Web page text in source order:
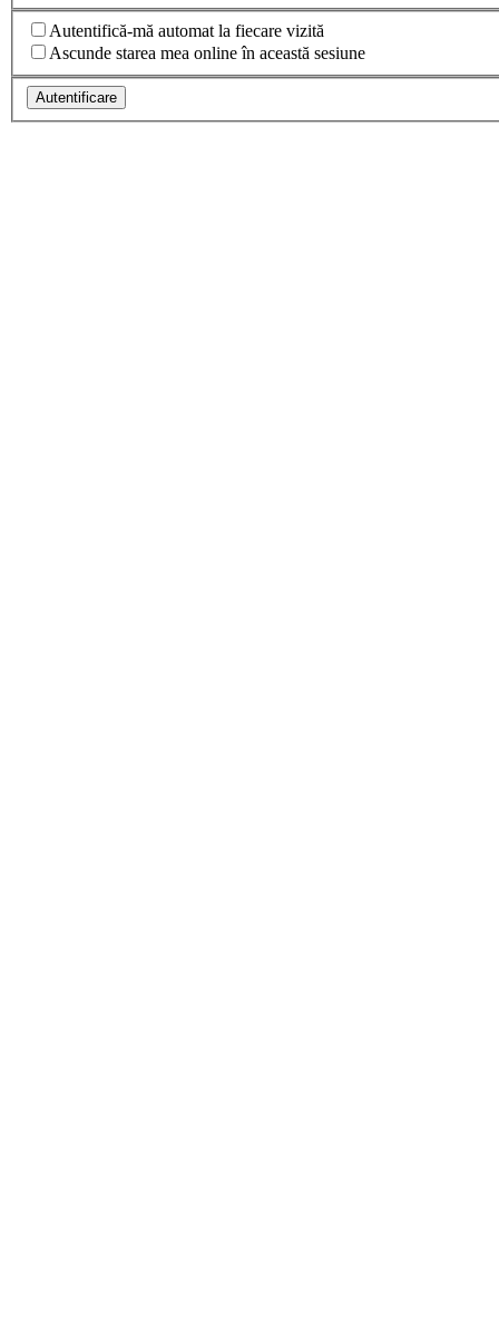
Autentifică-mă automat la fiecare vizită
Ascunde starea mea online în această sesiune